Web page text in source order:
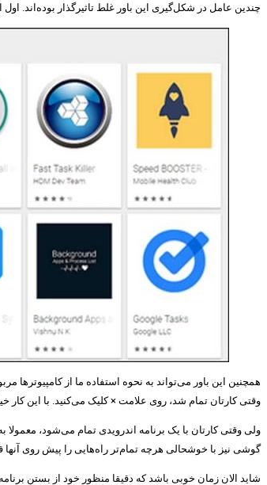
چندین عامل در شکل‌گیری این باور غلط تاثیرگذار بوده‌اند.
همچنین این باور می‌تواند به نحوه استفاده ما از کامپیوتر‌ها
وقتی کارتان تمام شد، روی علامت × کلیک می‌کنید. با این کار
ولی وقتی کارتان با یک برنامه اندرویدی تمام می‌شود،
گوشی نیز با خوشحالی هرچه تمام‌تر راه‌هایی را پیش روی آنها
شاید الان زمان خوبی باشد که دقیقا منظور خود از بستن